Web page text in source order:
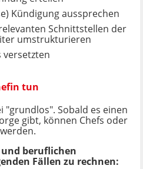
Kündigung aussprechen
Schnittstellen der
umstrukturieren
tun
Sobald es einen
gibt, können Chefs oder
beruflichen
Fällen zu rechnen: